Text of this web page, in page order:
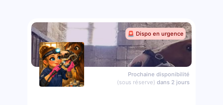
🚨 Dispo en urgence
Prochaine disponibilité
(sous réserve) dans 2 jours